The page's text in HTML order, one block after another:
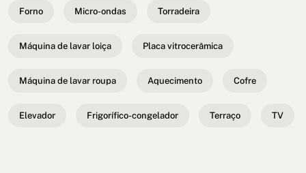
Forno Micro-ondas Torradeira
Máquina de lavar loiça Placa vitrocerâmica
Máquina de lavar roupa Aquecimento Cofre
Elevador Frigorífico-congelador Terraço TV